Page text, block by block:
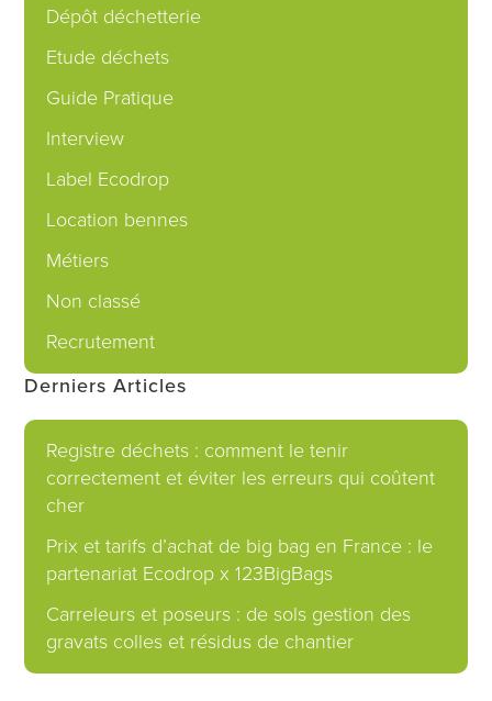
Dépôt déchetterie
Etude déchets
Guide Pratique
Interview
Label Ecodrop
Location bennes
Métiers
Non classé
Recrutement
Derniers Articles
Registre déchets : comment le tenir
correctement et éviter les erreurs qui coûtent
cher
Prix et tarifs d’achat de big bag en France : le
partenariat Ecodrop x 123BigBags
Carreleurs et poseurs : de sols gestion des
gravats colles et résidus de chantier